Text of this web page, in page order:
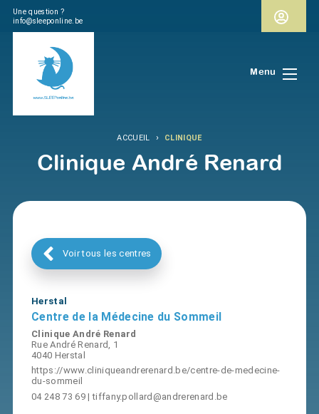
Une question ?
info@sleeponline.be
Menu
ACCUEIL › CLINIQUE
Clinique André Renard
Voir tous les centres
Herstal
Centre de la Médecine du Sommeil
Clinique André Renard
Rue André Renard, 1
4040 Herstal
https://www.cliniqueandrerenard.be/centre-de-medecine-
du-sommeil
04 248 73 69|tiffany.pollard@andrerenard.be